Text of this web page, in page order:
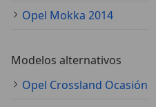
Opel Mokka 2014
Modelos alternativos
Opel Crossland Ocasión